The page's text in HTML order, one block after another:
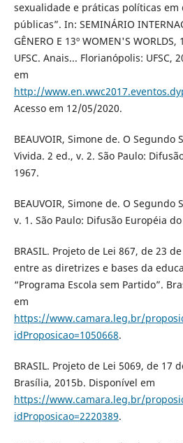
sexualidade e práticas políticas em
públicas”. In: SEMINÁRIO
GÊNERO E 13º WOMEN'S
UFSC. Anais... Florianópolis: UFSC,
em
http://
Acesso em 12/05/2020.
BEAUVOIR, Simone de. O Segundo
Vivida. 2 ed., v. 2. São Paulo:
1967.
BEAUVOIR, Simone de. O Segundo
v. 1. São Paulo: Difusão Européia
BRASIL. Projeto de Lei 867, de 23
entre as diretrizes e bases da
“Programa Escola sem Partido”.
em
https://www.camara.leg.br/
idProposicao=1050668.
BRASIL. Projeto de Lei 5069, de 17
Brasília, 2015b. Disponível em
https://www.camara.leg.br/
idProposicao=2220389.